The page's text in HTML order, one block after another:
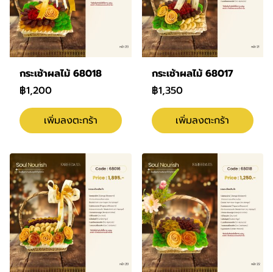
กระเช้าผลไม้ 68018
฿1,200
เพิ่มลงตะกร้า
กระเช้าผลไม้ 68017
฿1,350
เพิ่มลงตะกร้า